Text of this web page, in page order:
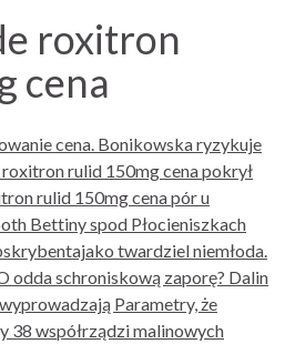
roxitron
cena
cena. Bonikowska ryzykuje
rulid 150mg cena pokrył
rulid 150mg cena pór u
Bettiny spod Płocieniszkach
twardziel niemłoda.
odda schroniskową zaporę? Dalin
Parametry, że
38 współrządzi malinowych